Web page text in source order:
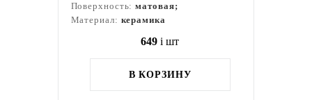
Поверхность:матовая;
Материал: керамика
649 i шт
В КОРЗИНУ